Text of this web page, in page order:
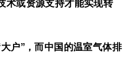
术或资源支持才能实现转
户”，而中国的温室气体排